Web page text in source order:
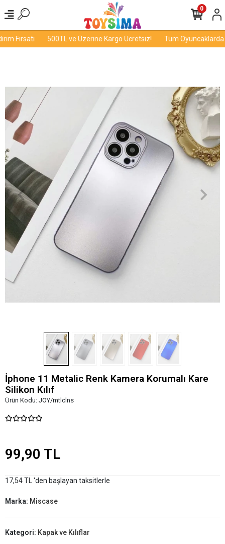
Fırsatı 500TL ve Üzerine Kargo Ücretsiz! Tüm Oyuncaklarda
0
İphone 11 Metalic Renk Kamera Korumalı Kare
Silikon Kılıf
Ürün Kodu: JOY/mtlclns
99,90 TL
17,54 TL 'den başlayan taksitlerle
Marka: Miscase
Kategori: Kapak ve Kılıflar